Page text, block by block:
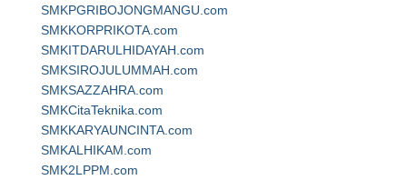
SMKPGRIBOJONGMANGU.com
SMKKORPRIKOTA.com
SMKITDARULHIDAYAH.com
SMKSIROJULUMMAH.com
SMKSAZZAHRA.com
SMKCitaTeknika.com
SMKKARYAUNCINTA.com
SMKALHIKAM.com
SMK2LPPM.com